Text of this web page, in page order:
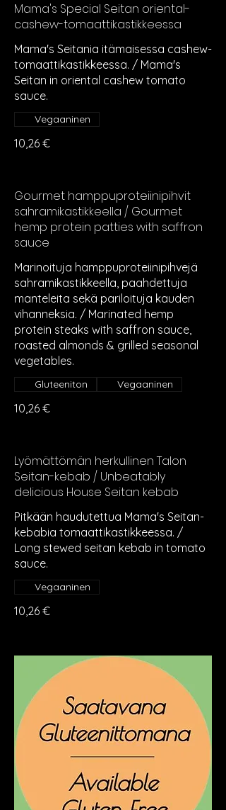
Mama's Special Seitan oriental-
cashew-tomaattikastikkeessa
Mama's Seitania itämaisessa cashew-
tomaattikastikkeessa. / Mama's
Seitan in oriental cashew tomato
sauce.
10,26 €
Vegaaninen
Gourmet hamppuproteiinipihvit
sahramikastikkeella / Gourmet
hemp protein patties with saffron
sauce
Marinoituja hamppuproteiinipihvejä
sahramikastikkeella, paahdettuja
manteleita sekä pariloituja kauden
vihanneksia. / Marinated hemp
protein steaks with saffron sauce,
roasted almonds & grilled seasonal
10,26 €
Gluteeniton Vegaaninen
Lyömättömän herkullinen Talon
Seitan-kebab / Unbeatably
delicious House Seitan kebab
Pitkään haudutettua Mama's Seitan-
kebabia tomaattikastikkeessa. /
Long stewed seitan kebab in tomato
sauce.
10,26 €
Vegaaninen